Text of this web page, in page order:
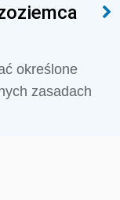
określone
zasadach